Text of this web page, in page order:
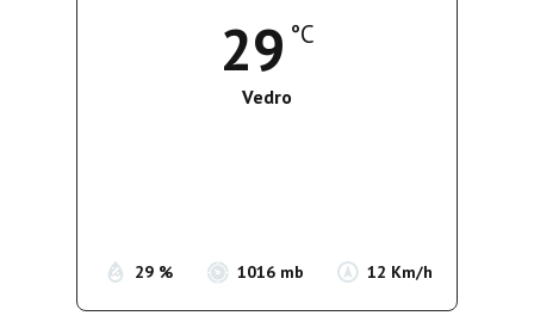
29 °C
Vedro
29 % 1016 mb 12 Km/h